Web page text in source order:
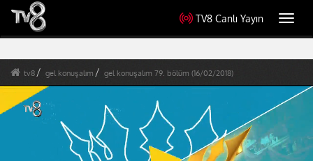
TV8 Canlı Yayın
tv8 gel konuşalım gel konuşalım 79. bölüm (16/02/2018)